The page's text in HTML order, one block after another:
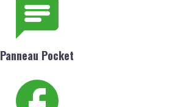
Panneau Pocket